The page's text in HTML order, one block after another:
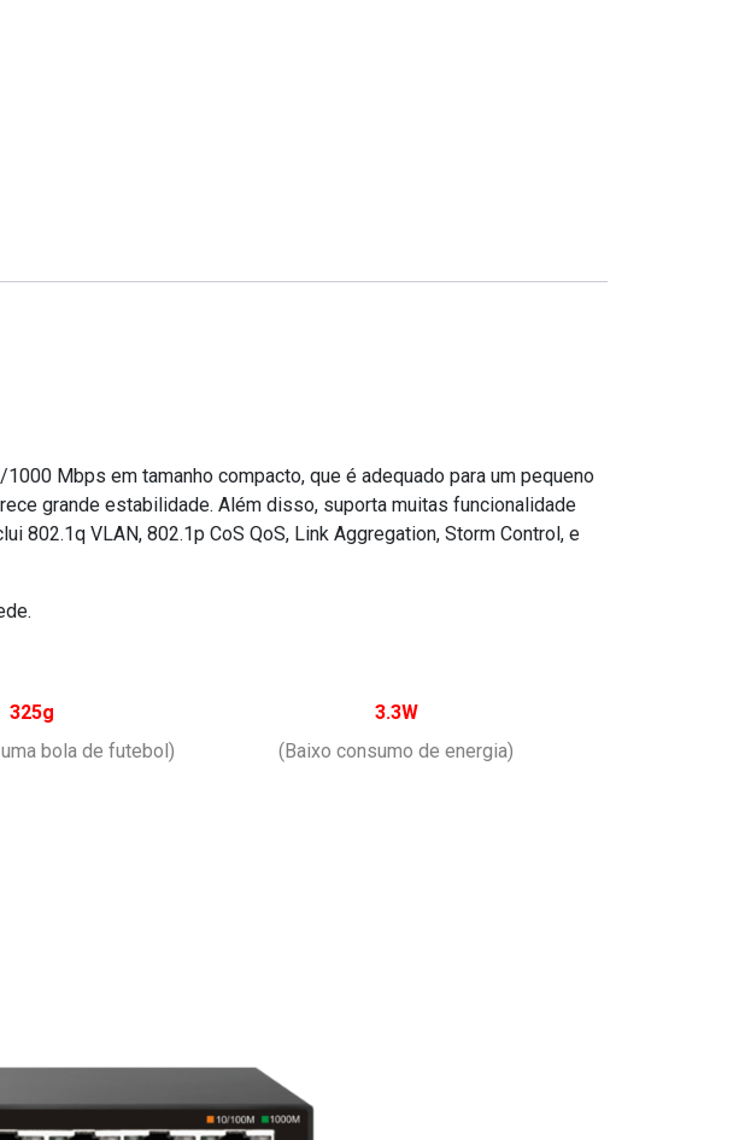
Mbps em tamanho compacto, que é adequado para um pequeno
grande estabilidade. Além disso, suporta muitas funcionalidade
VLAN, 802.1p CoS QoS, Link Aggregation, Storm Control, e
325g
3.3W
bola de futebol) (Baixo consumo de energia)